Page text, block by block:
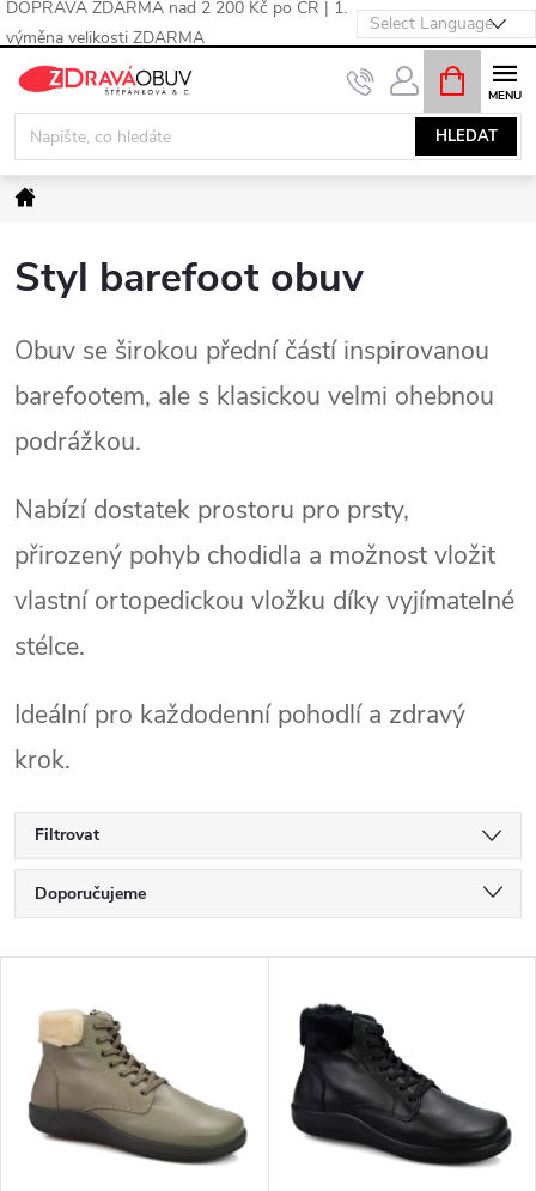
DOPRAVA ZDARMA nad 2 200 Kč po ČR | 1.
výměna velikosti ZDARMA
Přejít
obsah
HLEDAT
NÁKUPNÍ
KOŠÍK
Domů
Styl barefoot obuv
Obuv se širokou přední částí inspirovanou
barefootem, ale s klasickou velmi ohebnou
podrážkou.
Nabízí dostatek prostoru pro prsty,
přirozený pohyb chodidla a možnost vložit
vlastní ortopedickou vložku díky vyjímatelné
stélce.
Ideální pro každodenní pohodlí a zdravý
krok.
Filtrovat
Ř
a
e
n
Doporučujeme
Nejprodávanější
Abecedně
ý
p